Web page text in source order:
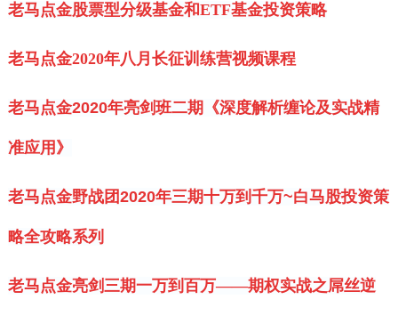
老马点金股票型分级基金和ETF基金投资策略
老马点金2020年八月长征训练营视频课程
老马点金2020年亮剑班二期《深度解析缠论及实战精
准应用》
老马点金野战团2020年三期十万到千万~白马股投资策
略全攻略系列
老马点金亮剑三期一万到百万——期权实战之屌丝逆